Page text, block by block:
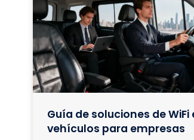
Guía de soluciones de WiFi
vehículos para empresas